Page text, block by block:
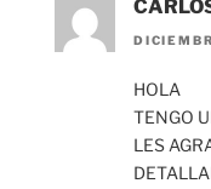
HOLA
TENGO
LES